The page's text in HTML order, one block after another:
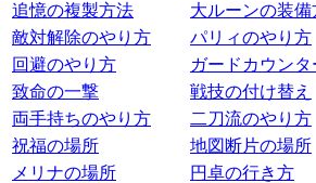
追憶の複製方法
大ルーンの装備
敵対解除のやり方
パリィのやり方
回避のやり方
ガードカウンタ
致命の一撃
戦技の付け替え
両手持ちのやり方
二刀流のやり方
祝福の場所
地図断片の場所
メリナの場所
円卓の行き方